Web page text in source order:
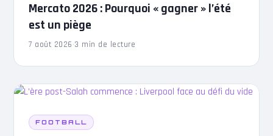
Mercato 2026 : Pourquoi « gagner » l’été
est un piège
7 août 2026·3 min de lecture
FOOTBALL